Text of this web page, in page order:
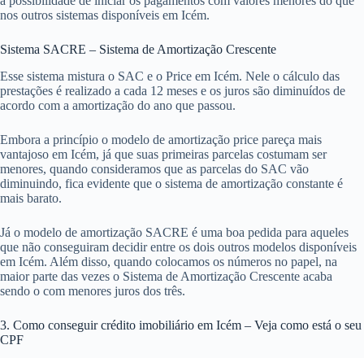
nos outros sistemas disponíveis em Icém.
Sistema SACRE – Sistema de Amortização Crescente
Esse sistema mistura o SAC e o Price em Icém. Nele o cálculo das
prestações é realizado a cada 12 meses e os juros são diminuídos de
acordo com a amortização do ano que passou.
Embora a princípio o modelo de amortização price pareça mais
vantajoso em Icém, já que suas primeiras parcelas costumam ser
menores, quando consideramos que as parcelas do SAC vão
diminuindo, fica evidente que o sistema de amortização constante é
mais barato.
Já o modelo de amortização SACRE é uma boa pedida para aqueles
que não conseguiram decidir entre os dois outros modelos disponíveis
em Icém. Além disso, quando colocamos os números no papel, na
maior parte das vezes o Sistema de Amortização Crescente acaba
sendo o com menores juros dos três.
3. Como conseguir crédito imobiliário em Icém – Veja como está o seu
CPF